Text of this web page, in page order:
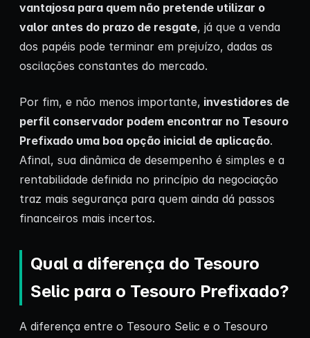
vantajosa para quem não pretende utilizar o
valor antes do prazo de resgate, já que a venda
dos papéis pode terminar em prejuízo, dadas as
oscilações constantes do mercado.
Por fim, e não menos importante, investidores de
perfil conservador podem encontrar no Tesouro
Prefixado uma boa opção inicial de aplicação.
Afinal, sua dinâmica de desempenho é simples e a
rentabilidade definida no princípio da negociação
traz mais segurança para quem ainda dá passos
financeiros mais incertos.
Qual a diferença do Tesouro
Selic para o Tesouro Prefixado?
A diferença entre o Tesouro Selic e o Tesouro